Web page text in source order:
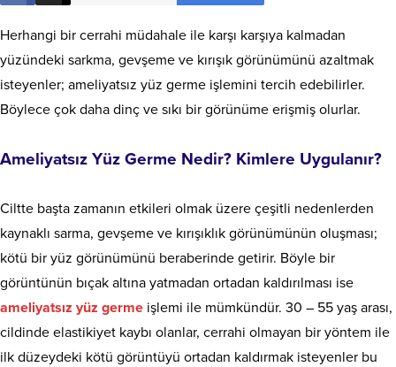
Herhangi bir cerrahi müdahale ile karşı karşıya kalmadan
yüzündeki sarkma, gevşeme ve kırışık görünümünü azaltmak
isteyenler; ameliyatsız yüz germe işlemini tercih edebilirler.
Böylece çok daha dinç ve sıkı bir görünüme erişmiş olurlar.
Ameliyatsız Yüz Germe Nedir? Kimlere Uygulanır?
Ciltte başta zamanın etkileri olmak üzere çeşitli nedenlerden
kaynaklı sarma, gevşeme ve kırışıklık görünümünün oluşması;
kötü bir yüz görünümünü beraberinde getirir. Böyle bir
görüntünün bıçak altına yatmadan ortadan kaldırılması ise
ameliyatsız yüz germe işlemi ile mümkündür. 30 – 55 yaş arası,
cildinde elastikiyet kaybı olanlar, cerrahi olmayan bir yöntem ile
ilk düzeydeki kötü görüntüyü ortadan kaldırmak isteyenler bu